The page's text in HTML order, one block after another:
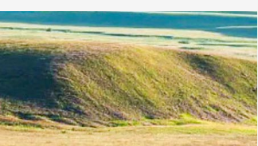
quảng trường trung tâm với tượng đài
hội và Bảo tàng Lịch sử Quốc gia. Quảng
của Mông Cổ. Sau này tên đã được
trường rộng lớn với hơn 3 hecta và nơi đây